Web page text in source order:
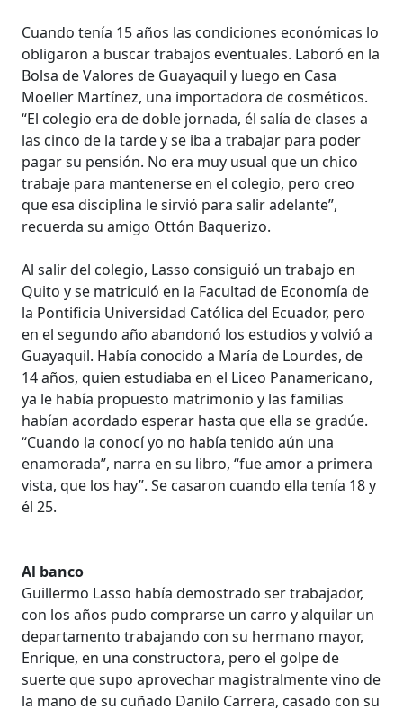
Cuando tenía 15 años las condiciones económicas lo
obligaron a buscar trabajos eventuales. Laboró en la
Bolsa de Valores de Guayaquil y luego en Casa
Moeller Martínez, una importadora de cosméticos.
“El colegio era de doble jornada, él salía de clases a
las cinco de la tarde y se iba a trabajar para poder
pagar su pensión. No era muy usual que un chico
trabaje para mantenerse en el colegio, pero creo
que esa disciplina le sirvió para salir adelante”,
recuerda su amigo Ottón Baquerizo.
Al salir del colegio, Lasso consiguió un trabajo en
Quito y se matriculó en la Facultad de Economía de
la Pontificia Universidad Católica del Ecuador, pero
en el segundo año abandonó los estudios y volvió a
Guayaquil. Había conocido a María de Lourdes, de
14 años, quien estudiaba en el Liceo Panamericano,
ya le había propuesto matrimonio y las familias
habían acordado esperar hasta que ella se gradúe.
“Cuando la conocí yo no había tenido aún una
enamorada”, narra en su libro, “fue amor a primera
vista, que los hay”. Se casaron cuando ella tenía 18 y
él 25.
Al banco
Guillermo Lasso había demostrado ser trabajador,
con los años pudo comprarse un carro y alquilar un
departamento trabajando con su hermano mayor,
Enrique, en una constructora, pero el golpe de
suerte que supo aprovechar magistralmente vino de
la mano de su cuñado Danilo Carrera, casado con su